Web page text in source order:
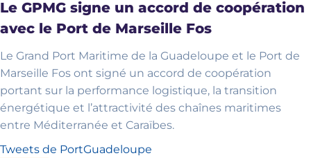
Le GPMG signe un accord de coopération
avec le Port de Marseille Fos
Le Grand Port Maritime de la Guadeloupe et le Port de
Marseille Fos ont signé un accord de coopération
portant sur la performance logistique, la transition
énergétique et l’attractivité des chaînes maritimes
entre Méditerranée et Caraïbes.
Tweets de PortGuadeloupe